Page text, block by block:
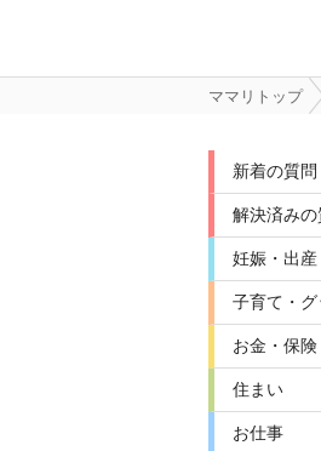
ママリトップ
新着の質問
解決済みの
妊娠・出産
子育て・グ
お金・保険
住まい
お仕事